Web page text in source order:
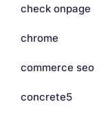
check onpage
chrome
commerce seo
concrete5